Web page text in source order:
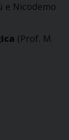
e Nicodemo
(Prof. M.